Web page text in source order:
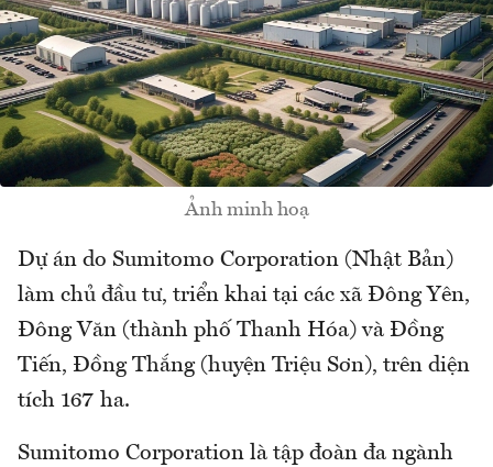
Ảnh minh hoạ
Dự án do Sumitomo Corporation (Nhật Bản)
làm chủ đầu tư, triển khai tại các xã Đông Yên,
Đông Văn (thành phố Thanh Hóa) và Đồng
Tiến, Đồng Thắng (huyện Triệu Sơn), trên diện
tích 167 ha.
Sumitomo Corporation là tập đoàn đa ngành